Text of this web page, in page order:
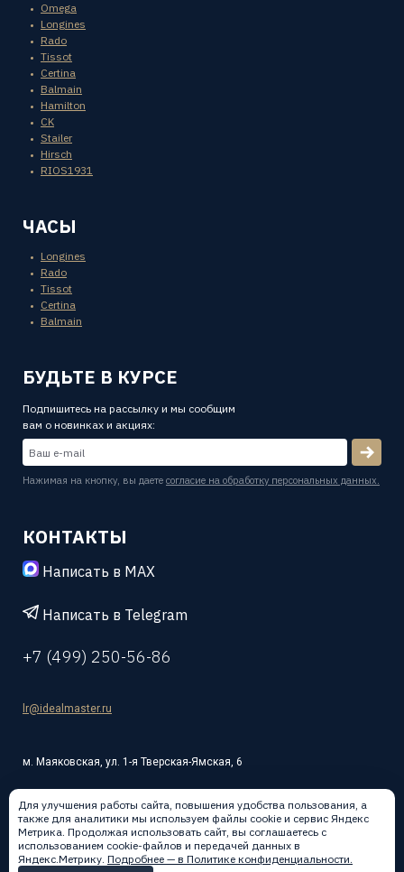
Omega
Longines
Rado
Tissot
Certina
Balmain
Hamilton
CK
Stailer
Hirsch
RIOS1931
ЧАСЫ
Longines
Rado
Tissot
Certina
Balmain
БУДЬТЕ В КУРСЕ
Подпишитесь на рассылку и мы сообщим
вам о новинках и акциях:
Нажимая на кнопку, вы даете согласие на обработку персональных данных.
КОНТАКТЫ
Написать в MAX
Написать в Telegram
+7 (499) 250-56-86
lr@idealmaster.ru
м. Маяковская, ул. 1-я Тверская-Ямская, 6
Написать в:
Для улучшения работы сайта, повышения удобства пользования, а
также для аналитики мы используем файлы cookie и сервис Яндекс
Метрика. Продолжая использовать сайт, вы соглашаетесь с
использованием cookie-файлов и передачей данных в
Яндекс.Метрику. Подробнее — в Политике конфиденциальности.